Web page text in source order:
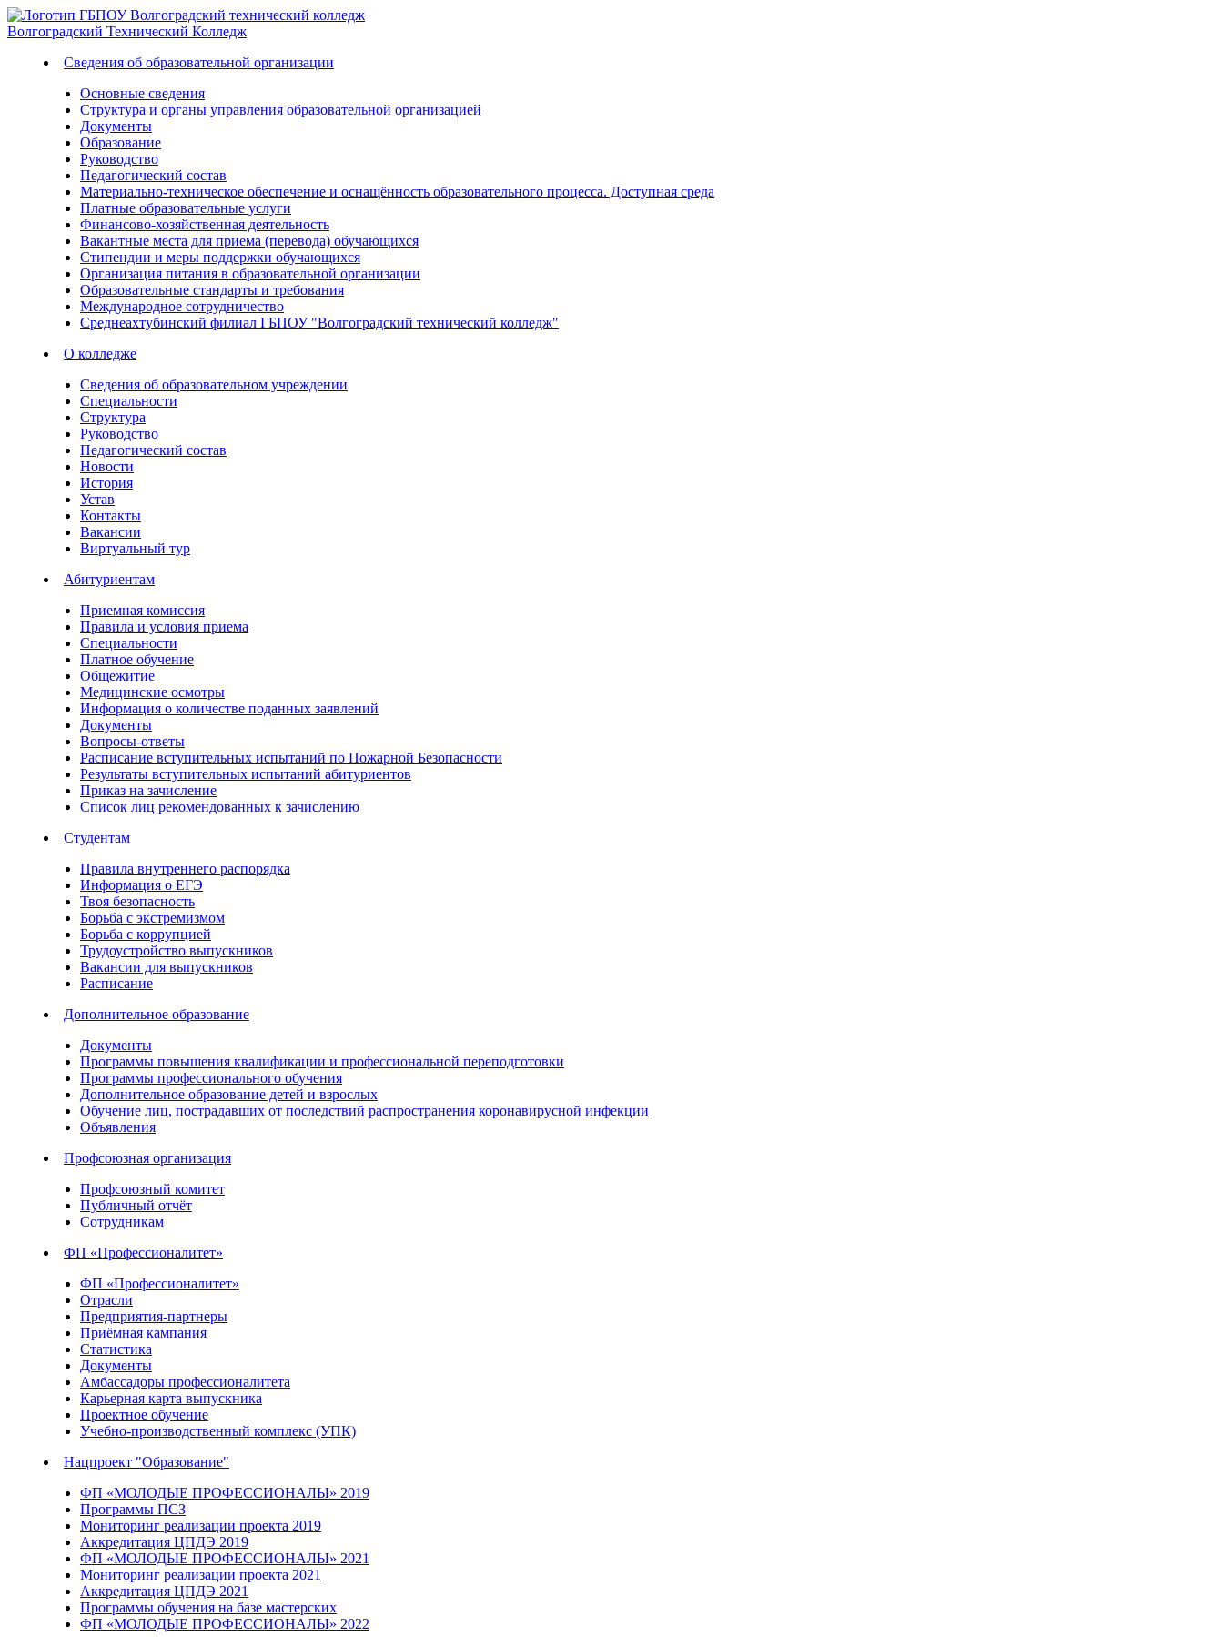
Волгоградский Технический Колледж
Сведения об образовательной организации
Основные сведения
Структура и органы управления образовательной организацией
Документы
Образование
Руководство
Педагогический состав
Материально-техническое обеспечение и оснащённость образовательного процесса. Доступная среда
Платные образовательные услуги
Финансово-хозяйственная деятельность
Вакантные места для приема (перевода) обучающихся
Стипендии и меры поддержки обучающихся
Организация питания в образовательной организации
Образовательные стандарты и требования
Международное сотрудничество
Среднеахтубинский филиал ГБПОУ "Волгоградский технический колледж"
О колледже
Сведения об образовательном учреждении
Специальности
Структура
Руководство
Педагогический состав
Новости
История
Устав
Контакты
Вакансии
Виртуальный тур
Абитуриентам
Приемная комиссия
Правила и условия приема
Специальности
Платное обучение
Общежитие
Медицинские осмотры
Информация о количестве поданных заявлений
Документы
Вопросы-ответы
Расписание вступительных испытаний по Пожарной Безопасности
Результаты вступительных испытаний абитуриентов
Приказ на зачисление
Список лиц рекомендованных к зачислению
Студентам
Правила внутреннего распорядка
Информация о ЕГЭ
Твоя безопасность
Борьба с экстремизмом
Борьба с коррупцией
Трудоустройство выпускников
Вакансии для выпускников
Расписание
Дополнительное образование
Документы
Программы повышения квалификации и профессиональной переподготовки
Программы профессионального обучения
Дополнительное образование детей и взрослых
Обучение лиц, пострадавших от последствий распространения коронавирусной инфекции
Объявления
Профсоюзная организация
Профсоюзный комитет
Публичный отчёт
Сотрудникам
ФП «Профессионалитет»
ФП «Профессионалитет»
Отрасли
Предприятия-партнеры
Приёмная кампания
Статистика
Документы
Амбассадоры профессионалитета
Карьерная карта выпускника
Проектное обучение
Учебно-производственный комплекс (УПК)
Нацпроект "Образование"
ФП «МОЛОДЫЕ ПРОФЕССИОНАЛЫ» 2019
Программы ПСЗ
Мониторинг реализации проекта 2019
Аккредитация ЦПДЭ 2019
ФП «МОЛОДЫЕ ПРОФЕССИОНАЛЫ» 2021
Мониторинг реализации проекта 2021
Аккредитация ЦПДЭ 2021
Программы обучения на базе мастерских
ФП «МОЛОДЫЕ ПРОФЕССИОНАЛЫ» 2022